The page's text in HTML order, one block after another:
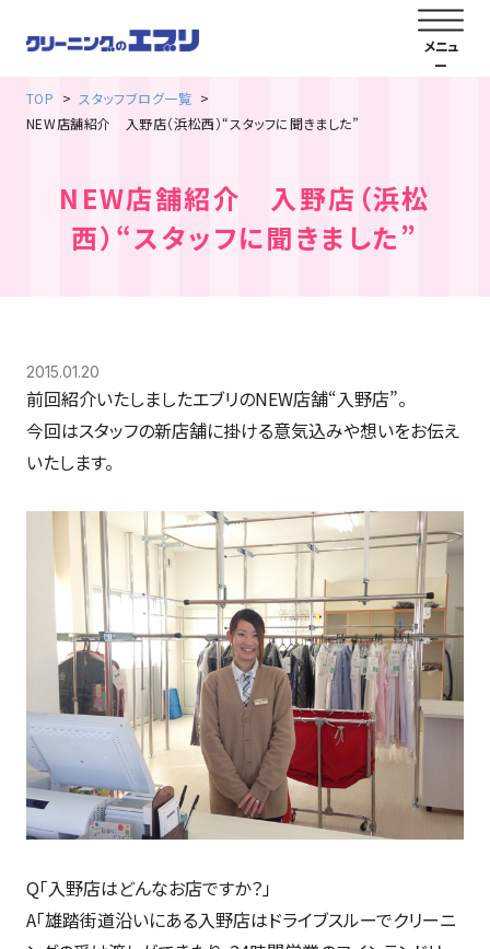
TOP
スタッフブログ一覧
NEW店舗紹介 入野店（浜松西）“スタッフに聞きました”
NEW店舗紹介 入野店（浜松
西）“スタッフに聞きました”
2015.01.20
前回紹介いたしましたエブリのNEW店舗“入野店”。
今回はスタッフの新店舗に掛ける意気込みや想いをお伝え
いたします。
Q「入野店はどんなお店ですか？」
A「雄踏街道沿いにある入野店はドライブスルーでクリーニ